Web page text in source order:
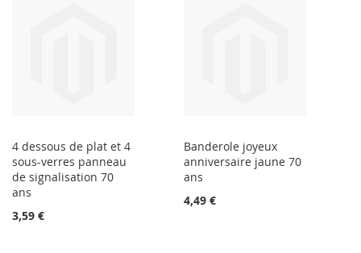
4 dessous de plat et 4
sous-verres panneau
de signalisation 70
ans
3,59 €
Banderole joyeux
anniversaire jaune 70
ans
4,49 €